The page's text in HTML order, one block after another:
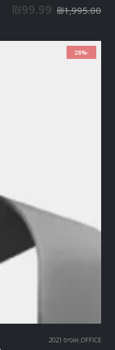
₪1,995.00
₪99.99
-28%
OFFICE
, אופיס 2021